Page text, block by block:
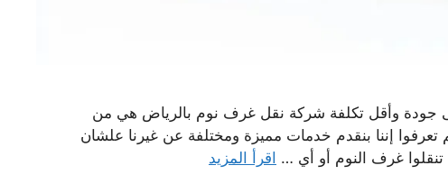
جودة وأقل تكلفة شركة نقل غرف نوم بالرياض هي من
إننا بنقدم خدمات مميزة ومختلفة عن غيرنا علشان
تنقلوا غرف النوم أو أي … اقرأ المزيد